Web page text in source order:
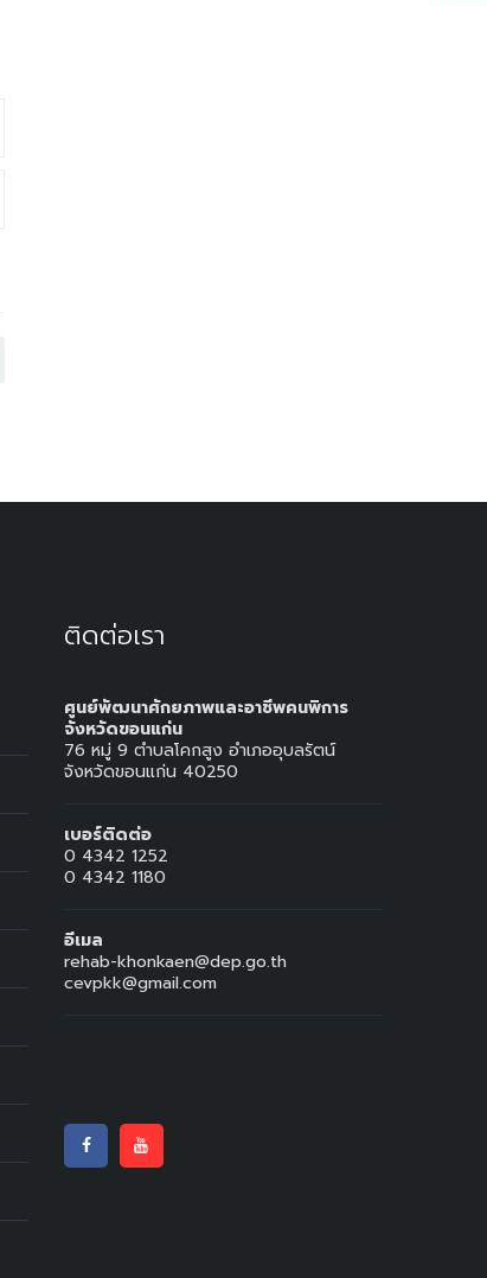
ติดต่อเรา
ศูนย์พัฒนาศักยภาพและอาชีพคนพิการ
จังหวัดขอนแก่น
76 หมู่ 9 ตำบลโคกสูง อำเภออุบลรัตน์
จังหวัดขอนแก่น 40250
เบอร์ติดต่อ
0 4342 1252
0 4342 1180
อีเมล
rehab-khonkaen@dep.go.th
cevpkk@gmail.com